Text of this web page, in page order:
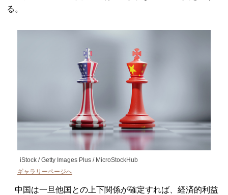
る。
iStock / Getty Images Plus / MicroStockHub
ギャラリーページへ
中国は一旦他国との上下関係が確定すれば、経済的利益